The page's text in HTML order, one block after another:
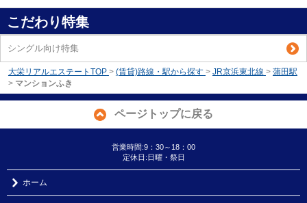
こだわり特集
シングル向け特集
大栄リアルエステートTOP > (賃貸)路線・駅から探す > JR京浜東北線 > 蒲田駅
> マンションふき
ページトップに戻る
営業時間:9：30～18：00
定休日:日曜・祭日
ホーム